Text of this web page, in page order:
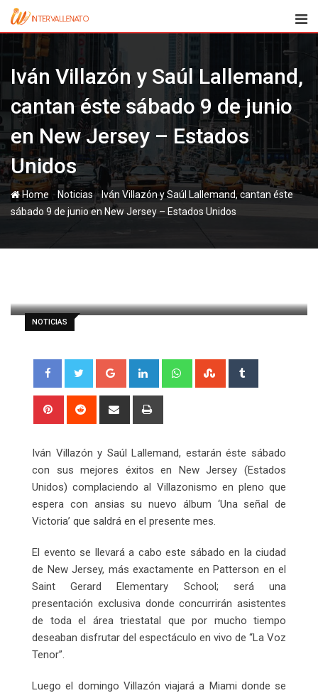
Skip
content
Iván Villazón y Saúl Lallemand,
cantan éste sábado 9 de junio
en New Jersey – Estados
Unidos
Home - Noticias-Iván Villazón y Saúl Lallemand, cantan éste
sábado 9 de junio en New Jersey – Estados Unidos
NOTICIAS
paul
7 junio, 2012
Google+ LinkedIn WhatsappStumbleUpon
Pinterest Reddit
Share
Iván Villazón y Saúl Lallemand, estarán éste sábado
con sus mejores éxitos en New Jersey (Estados
Unidos) complaciendo al Villazonismo en pleno que
espera con ansias su nuevo álbum ‘Una señal de
Victoria’ que saldrá en el presente mes.
El evento se llevará a cabo este sábado en la ciudad
de New Jersey, más exactamente en Patterson en el
Saint Gerard Elementary School; será una
presentación exclusiva donde concurrirán asistentes
de toda el área triestatal que por mucho tiempo
deseaban disfrutar del espectáculo en vivo de “La Voz
Tenor”.
Luego el domingo Villazón viajará a Miami donde se